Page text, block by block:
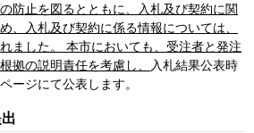
防止を図るとともに、入札及び契約に関
、入札及び契約に係る情報については、
ました。 本市においても、受注者と発注
拠の説明責任を考慮し、
入札結果公表時
ージにて公表します。